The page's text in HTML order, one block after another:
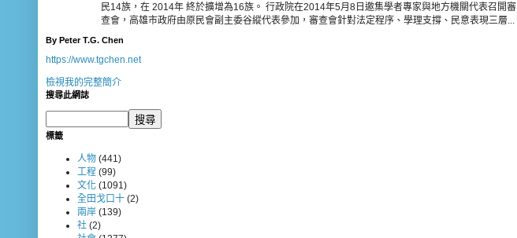
民14族，在 2014年 終於擴增為16族。 行政院在2014年5月8日邀集學者專家與地方機關代表召開審
查會，高雄市政府由原民會副主委谷縱代表參加，審查會針對法定程序、學理支撐、民意表現三層...
By Peter T.G. Chen
https://www.tgchen.net
檢視我的完整簡介
搜尋此網誌
標籤
人物 (441)
工程 (99)
文化 (1091)
全田戈口十 (2)
兩岸 (139)
社 (2)